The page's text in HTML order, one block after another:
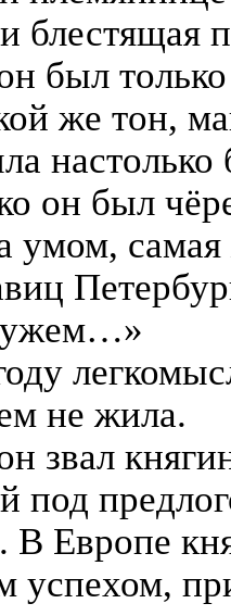
и блестящая
был
же тон,
настолько
он был
умом,
не жила.
звал
под
В Европе
успехом,